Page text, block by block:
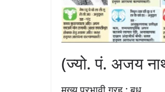
(ज्यो. पं. अजय